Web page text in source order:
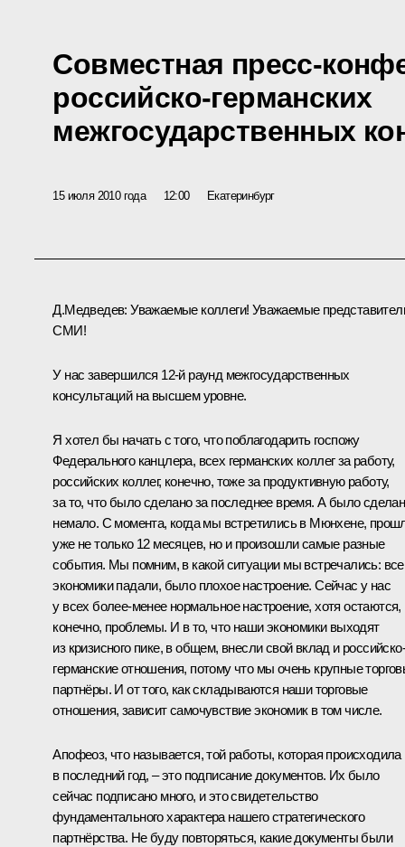
Совместная пресс-
российско-германских
межгосударственных
15 июля 2010 года 12:00 Екатеринбург
Д.Медведев: Уважаемые коллеги! Уважаемые
СМИ!
У нас завершился 12-й раунд межгосударственных
консультаций на высшем уровне.
Я хотел бы начать с того, что поблагодарить госпожу
Федерального канцлера, всех германских коллег за работу,
российских коллег, конечно, тоже за продуктивную работу,
за то, что было сделано за последнее время. А было
немало. С момента, когда мы встретились в Мюнхене,
уже не только 12 месяцев, но и произошли самые разные
события. Мы помним, в какой ситуации мы встречались: все
экономики падали, было плохое настроение. Сейчас у нас
у всех более-менее нормальное настроение, хотя остаются,
конечно, проблемы. И в то, что наши экономики выходят
из кризисного пике, в общем, внесли свой вклад и российско-
германские отношения, потому что мы очень крупные
партнёры. И от того, как складываются наши торговые
отношения, зависит самочувствие экономик в том числе.
Апофеоз, что называется, той работы, которая происходила
в последний год, – это подписание документов. Их было
сейчас подписано много, и это свидетельство
фундаментального характера нашего стратегического
партнёрства. Не буду повторяться, какие документы были